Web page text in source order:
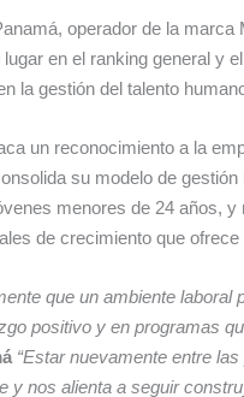
operador de la marca
en el ranking general y
la gestión del talento
un reconocimiento a la
su modelo de
menores de 24 años,
de crecimiento que
que un ambiente
positivo y en programas
“Estar nuevamente entre
y nos alienta a seguir